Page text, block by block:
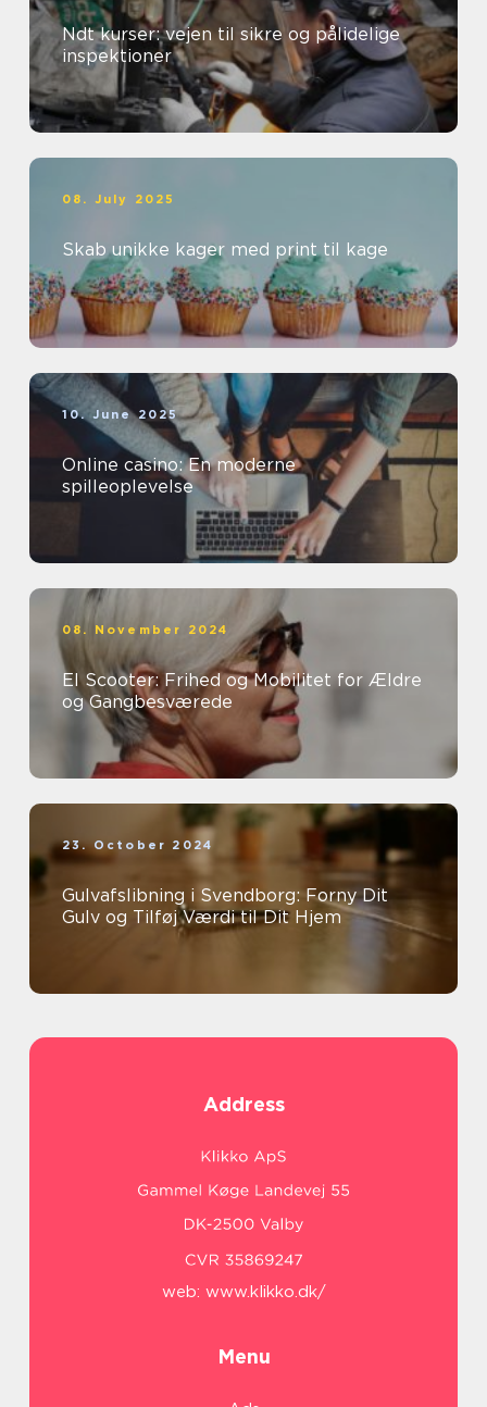
Ndt kurser: vejen til sikre og pålidelige
inspektioner
08. July 2025
Skab unikke kager med print til kage
10. June 2025
Online casino: En moderne
spilleoplevelse
08. November 2024
El Scooter: Frihed og Mobilitet for Ældre
og Gangbesværede
23. October 2024
Gulvafslibning i Svendborg: Forny Dit
Gulv og Tilføj Værdi til Dit Hjem
Address
web: www.klikko.dk/
Menu